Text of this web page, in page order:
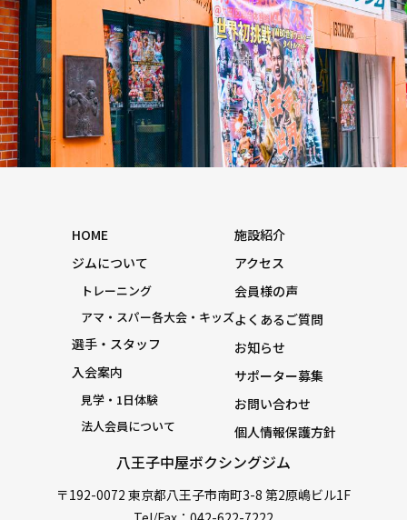
八王子中屋ボクシングジム
〒192-0072 東京都八王子市南町3-8 第2原嶋ビル1F
HOME
ジムについて
トレーニング
アマ・スパー各大会・キッズ
選手・スタッフ
入会案内
見学・1日体験
法人会員について
施設紹介
アクセス
会員様の声
よくあるご質問
お知らせ
サポーター募集
お問い合わせ
個人情報保護方針